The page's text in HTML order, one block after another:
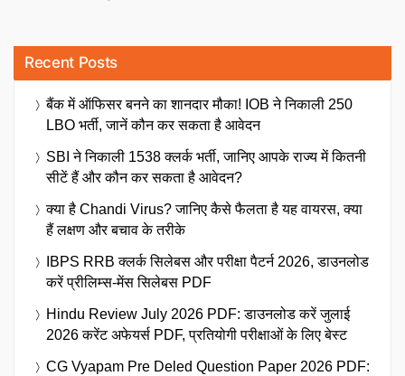
Recent Posts
बैंक में ऑफिसर बनने का शानदार मौका! IOB ने निकाली 250
LBO भर्ती, जानें कौन कर सकता है आवेदन
SBI ने निकाली 1538 क्लर्क भर्ती, जानिए आपके राज्य में कितनी
सीटें हैं और कौन कर सकता है आवेदन?
क्या है Chandi Virus? जानिए कैसे फैलता है यह वायरस, क्या
हैं लक्षण और बचाव के तरीके
IBPS RRB क्लर्क सिलेबस और परीक्षा पैटर्न 2026, डाउनलोड
करें प्रीलिम्स-मेंस सिलेबस PDF
Hindu Review July 2026 PDF: डाउनलोड करें जुलाई
2026 करेंट अफेयर्स PDF, प्रतियोगी परीक्षाओं के लिए बेस्ट
CG Vyapam Pre Deled Question Paper 2026 PDF: